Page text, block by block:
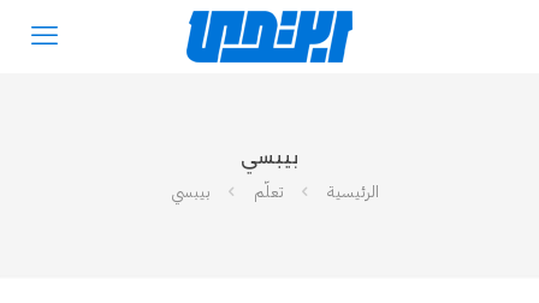
بيبسي
الرئيسية
تعلّم بيبسي